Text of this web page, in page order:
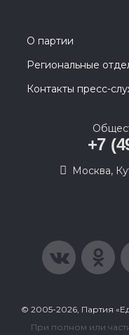
О партии
Региональные
Контакты пресс-
+7
Москва,
© 2005-2026, Партия
При полном или